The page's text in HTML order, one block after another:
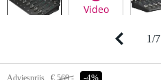
Video
1/7
Adviesprijs € 569,- -4%